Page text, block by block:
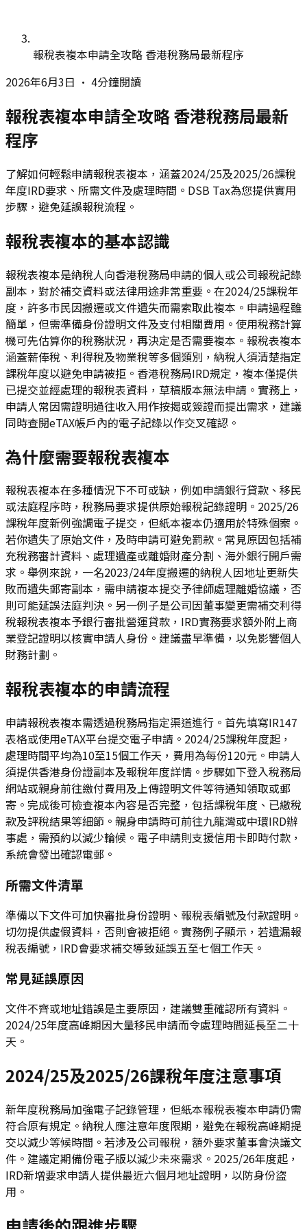
報稅表複本申請全攻略 香港稅務局最新程序
2026年6月3日 • 4分鐘閱讀
報稅表複本申請全攻略 香港稅務局最新
程序
了解如何輕鬆申請報稅表複本，涵蓋2024/25及2025/26課稅
年度IRD要求、所需文件及處理時間。DSB Tax為您提供實用
步驟，避免延誤報稅流程。
報稅表複本的基本認識
報稅表複本是納稅人向香港稅務局申請的個人或公司報稅記錄
副本，對於補交資料或法律用途非常重要。在2024/25課稅年
度，許多市民因搬遷或文件遺失而需索取此複本。申請過程雖
簡單，但需準備身份證明文件及支付相關費用。使用稅務計算
機可先估算你的稅務狀況，再決定是否需要複本。報稅表複本
涵蓋薪俸稅、利得稅及物業稅等多個類別，納稅人須清楚指定
課稅年度以避免申請被拒。香港稅務局IRD規定，複本僅提供
已提交並經處理的報稅表資料，草稿版本無法申請。實務上，
申請人常因需證明過往收入用作按揭或簽證而提出需求，建議
同時查閱eTAX帳戶內的電子記錄以作交叉確認。
為什麼需要報稅表複本
報稅表複本在多種情況下不可或缺，例如申請銀行貸款、移民
或法庭程序時，稅務局要求提供原始報稅記錄證明。2025/26
課稅年度新例強調電子提交，但紙本複本仍適用於特殊個案。
若你遺失了原始文件，及時申請可避免罰款。常見原因包括補
充稅務審計資料、處理遺產或離婚財產分割、海外銀行開戶需
求。舉例來說，一名2023/24年度搬遷的納稅人因地址更新失
敗而遺失郵寄副本，需申請複本提交予律師處理離婚協議，否
則可能延誤法庭判決。另一例子是公司因董事變更需補交利得
稅報稅表複本予銀行審批營運貸款，IRD實務要求額外附上商
業登記證明以核實申請人身份。建議盡早準備，以免影響個人
財務計劃。
報稅表複本的申請流程
申請報稅表複本需透過稅務局指定渠道進行。首先填寫IR147
表格或使用eTAX平台提交電子申請。2024/25課稅年度起，
處理時間平均為10至15個工作天，費用為每份120元。申請人
須提供香港身份證副本及報稅年度詳情。步驟如下登入稅務局
網站或親身前往繳付費用及上傳證明文件等待通知領取或郵
寄。完成後可檢查複本內容是否完整，包括課稅年度、已繳稅
款及評稅結果等細節。親身申請時可前往九龍灣或中環IRD辦
事處，需預約以減少輪候。電子申請則支援信用卡即時付款，
系統會發出確認電郵。
所需文件清單
準備以下文件可加快審批身份證明、報稅表編號及付款證明。
切勿提供虛假資料，否則會被拒絕。實務例子顯示，若遺漏報
稅表編號，IRD會要求補交導致延誤五至七個工作天。
常見延誤原因
文件不齊或地址錯誤是主要原因，建議雙重確認所有資料。
2024/25年度高峰期因大量移民申請而令處理時間延長至二十
天。
2024/25及2025/26課稅年度注意事項
新年度稅務局加強電子記錄管理，但紙本報稅表複本申請仍需
符合原有規定。納稅人應注意年度限期，避免在報稅高峰期提
交以減少等候時間。若涉及公司報稅，額外要求董事會決議文
件。建議定期備份電子版以減少未來需求。2025/26年度起，
IRD新增要求申請人提供最近六個月地址證明，以防身份盜
用。